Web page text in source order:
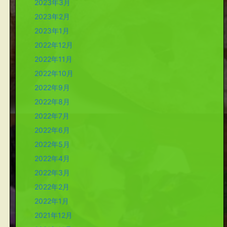
2023年3月
2023年2月
2023年1月
2022年12月
2022年11月
2022年10月
2022年9月
2022年8月
2022年7月
2022年6月
2022年5月
2022年4月
2022年3月
2022年2月
2022年1月
2021年12月